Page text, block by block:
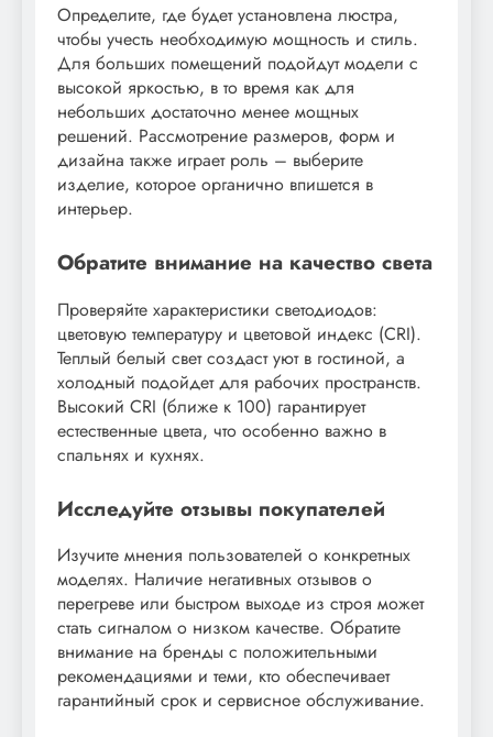
Определите, где будет установлена люстра,
чтобы учесть необходимую мощность и стиль.
Для больших помещений подойдут модели с
высокой яркостью, в то время как для
небольших достаточно менее мощных
решений. Рассмотрение размеров, форм и
дизайна также играет роль – выберите
изделие, которое органично впишется в
интерьер.
Обратите внимание на качество света
Проверяйте характеристики светодиодов:
цветовую температуру и цветовой индекс (CRI).
Теплый белый свет создаст уют в гостиной, а
холодный подойдет для рабочих пространств.
Высокий CRI (ближе к 100) гарантирует
естественные цвета, что особенно важно в
спальнях и кухнях.
Исследуйте отзывы покупателей
Изучите мнения пользователей о конкретных
моделях. Наличие негативных отзывов о
перегреве или быстром выходе из строя может
стать сигналом о низком качестве. Обратите
внимание на бренды с положительными
рекомендациями и теми, кто обеспечивает
гарантийный срок и сервисное обслуживание.